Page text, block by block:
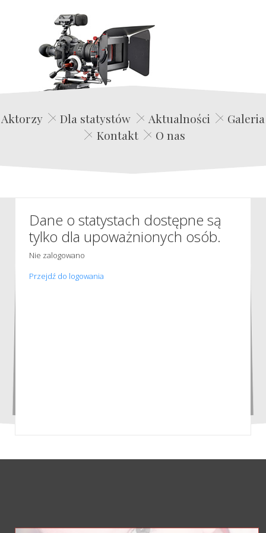
Edwin Film Agencja Aktorska
Aktorzy Dla statystów Aktualności
Galeria
Kontakt
O nas
Dane o statystach dostępne są
tylko dla upoważnionych osób.
Nie zalogowano
Przejdź do logowania